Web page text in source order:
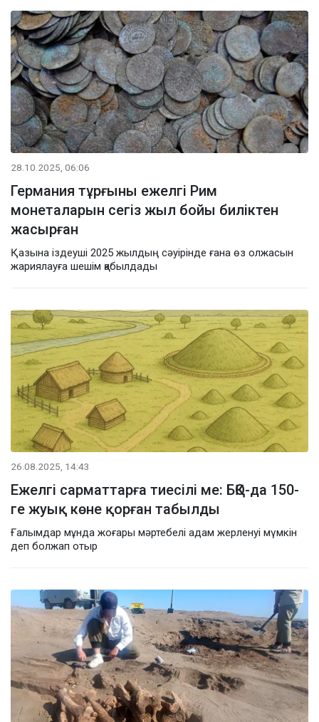
28.10.2025, 06:06
Германия тұрғыны ежелгі Рим
монеталарын сегіз жыл бойы биліктен
жасырған
Қазына іздеуші 2025 жылдың сәуірінде ғана өз олжасын
жариялауға шешім қабылдады
26.08.2025, 14:43
Ежелгі сарматтарға тиесілі ме: БҚО-да 150-
ге жуық көне қорған табылды
Ғалымдар мұнда жоғары мәртебелі адам жерленуі мүмкін
деп болжап отыр